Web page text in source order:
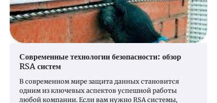
Современные технологии безопасности: обзор
RSA систем
В современном мире защита данных становится
одним из ключевых аспектов успешной работы
любой компании. Если вам нужно RSA системы,